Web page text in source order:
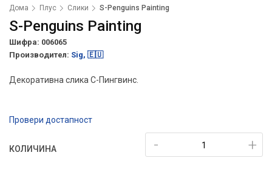
Дома Плус Слики S-Penguins Painting
S-Penguins Painting
Шифра: 006065
Производител: Sig, 🇪🇺
Декоративна слика С-Пингвинс.
Провери достапност
КОЛИЧИНА +
-